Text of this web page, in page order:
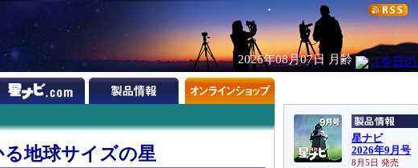
2026年08月07日 月齢
地球サイズの星
星ナビ
2026年9月号
8月5日 発売